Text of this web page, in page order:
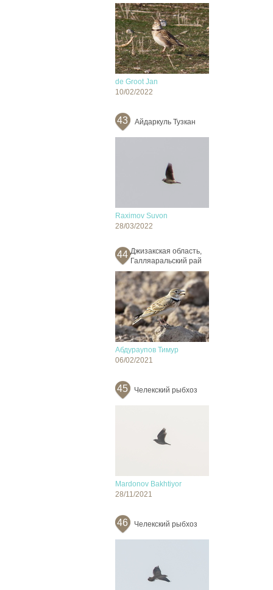
de Groot Jan
10/02/2022
43 Айдаркуль Тузкан
Raximov Suvon
28/03/2022
44 Джизакская область,
Галляаральский рай
Абдураупов Тимур
06/02/2021
45 Челекский рыбхоз
Mardonov Bakhtiyor
28/11/2021
46 Челекский рыбхоз